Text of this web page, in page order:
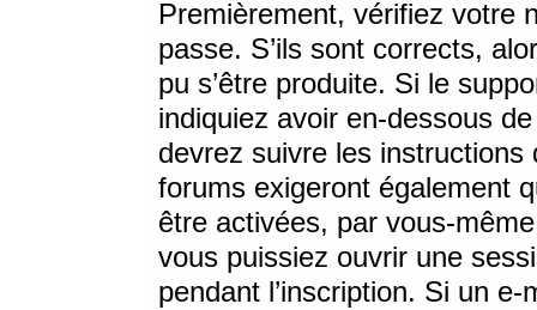
Premièrement, vérifiez votre
passe. S’ils sont corrects,
pu s’être produite. Si le
indiquiez avoir en-dessous
devrez suivre les
forums exigeront également
être activées, par vous-
vous puissiez ouvrir une
pendant l’inscription. Si un